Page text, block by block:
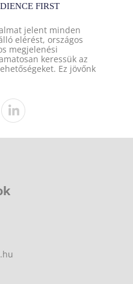
jelent minden
elérést, országos
megjelenési
keressük az
Ez jövőnk